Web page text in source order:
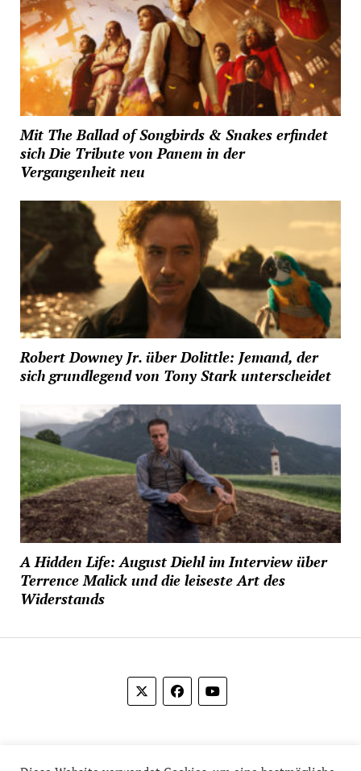
Mit The Ballad of Songbirds & Snakes erfindet
sich Die Tribute von Panem in der
Vergangenheit neu
Robert Downey Jr. über Dolittle: Jemand, der
sich grundlegend von Tony Stark unterscheidet
A Hidden Life: August Diehl im Interview über
Terrence Malick und die leiseste Art des
Widerstands